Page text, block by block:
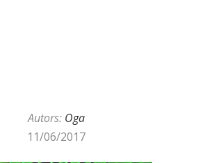
Autors: Oga
11/06/2017